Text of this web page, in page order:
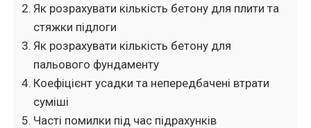
Як розрахувати кількість бетону для плити та
стяжки підлоги
Як розрахувати кількість бетону для
пальового фундаменту
Коефіцієнт усадки та непередбачені втрати
суміші
Часті помилки під час підрахунків